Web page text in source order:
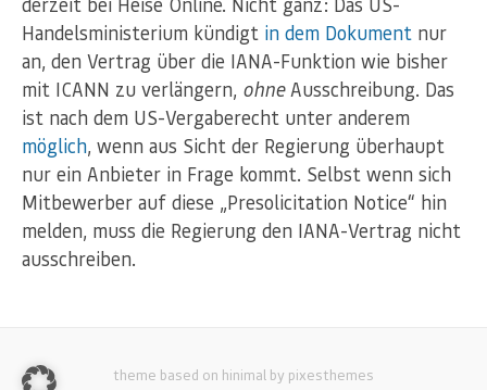
derzeit bei Heise Online. Nicht ganz: Das US-
Handelsministerium kündigt in dem Dokument nur
an, den Vertrag über die IANA-Funktion wie bisher
mit ICANN zu verlängern, ohneAusschreibung. Das
ist nach dem US-Vergaberecht unter anderem
möglich, wenn aus Sicht der Regierung überhaupt
nur ein Anbieter in Frage kommt. Selbst wenn sich
Mitbewerber auf diese „Presolicitation Notice“ hin
melden, muss die Regierung den IANA-Vertrag nicht
ausschreiben.
theme based on hinimal by pixesthemes